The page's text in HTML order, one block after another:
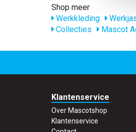
Shop meer
Werkkleding
Collecties
Mascot
Klantenservice
Over Mascotshop
Klantenservice